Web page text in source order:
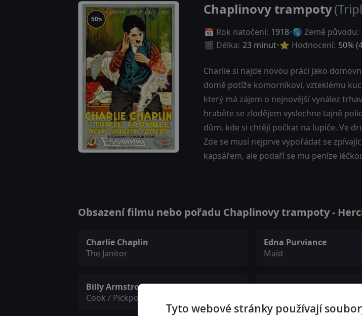
50%
Chaplinovy trampoty
📅 Rok natočení: 1918 🌎 Země původu:
🎬 Délka: 23 minut ⭐ Hodnocení: 50% (
Charlie si najde novou práci jako
domě potíže komorníkovi, vzteklému
který má zájem o nejnovější vynález
hraběte se zlodějem vyslechne tajně
dům, kde si chtějí počkat na lupiče. Ve
Zde se musí nejprve vypořádat se
kapsářem, ale podaří se mu peníze
Obsazení filmu nebo pořadu Chaplinovy trampoty -
Charlie Chaplin
The Janitor
Edna Purviance
Maid
Billy Armstrong
Cook / Pickpocket
James T. Kelley
Tyto webové stránky používají